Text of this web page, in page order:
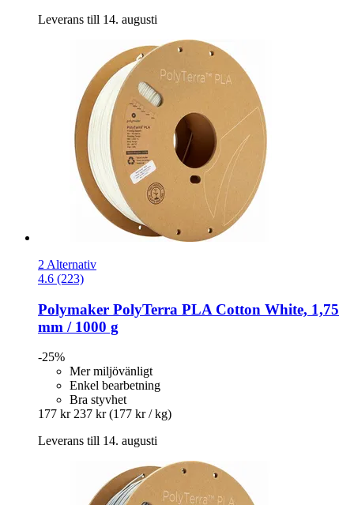
Leverans till 14. augusti
2 Alternativ
4.6 (223)
Polymaker PolyTerra PLA Cotton White, 1,75
mm / 1000 g
-25%
Mer miljövänligt
Enkel bearbetning
Bra styvhet
177 kr 237 kr (177 kr / kg)
Leverans till 14. augusti